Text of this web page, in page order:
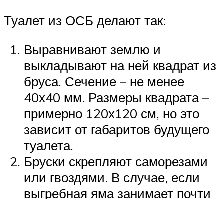
Туалет из ОСБ делают так:
Выравнивают землю и
выкладывают на ней квадрат из
бруса. Сечение – не менее
40х40 мм. Размеры квадрата –
примерно 120х120 см, но это
зависит от габаритов будущего
туалета.
Бруски скрепляют саморезами
или гвоздями. В случае, если
выгребная яма занимает почти